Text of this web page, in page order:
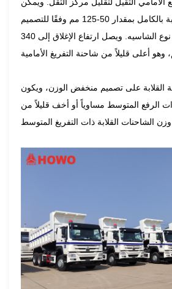
الثقيل لتقليل مركز الثقل. ويمكن
خفض مركز ثقل المركبة بالكامل بمقدار 50-125 مم وفقًا للتصميم
التقليدي، وذلك حسب نوع الشاسيه. ويصل ارتفاع الإغلاق إلى 340
القلابة على تصميم منخفض الوزن، ويكون
الرفع المتوسط ​​مساوياً أو أخف قليلاً من